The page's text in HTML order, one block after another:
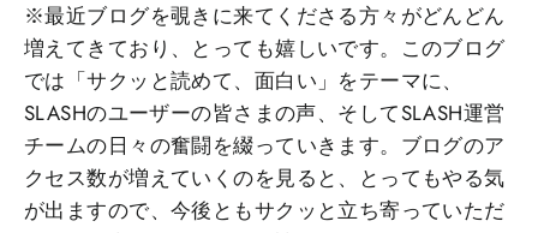
※最近ブログを覗きに来てくださる方々がどんどん
増えてきており、とっても嬉しいです。このブログ
では「サクッと読めて、面白い」をテーマに、
SLASHのユーザーの皆さまの声、そしてSLASH運営
チームの日々の奮闘を綴っていきます。ブログのア
クセス数が増えていくのを見ると、とってもやる気
が出ますので、今後ともサクッと立ち寄っていただ